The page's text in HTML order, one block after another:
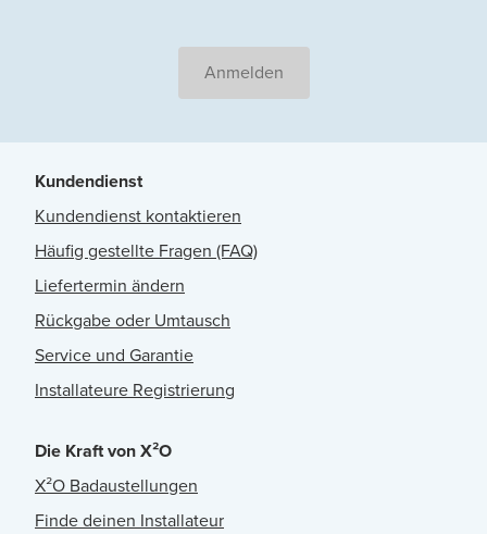
Anmelden
Kundendienst
Kundendienst kontaktieren
Häufig gestellte Fragen (FAQ)
Liefertermin ändern
Rückgabe oder Umtausch
Service und Garantie
Installateure Registrierung
Die Kraft von X²O
X²O Badaustellungen
Finde deinen Installateur